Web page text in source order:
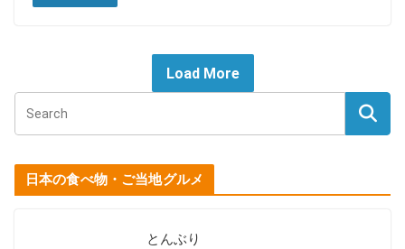
Load More
日本の食べ物・ご当地グルメ
とんぶり